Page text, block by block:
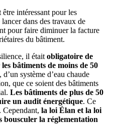
intéressant pour les
dans des travaux de
pour faire diminuer la facture
du bâtiment.
il était obligatoire de
bâtiments de moins de 50
système d’eau chaude
que ce soient des bâtiments
Les bâtiments de plus de 50
un audit énergétique. Ce
la loi Élan et la loi
bousculer la réglementation